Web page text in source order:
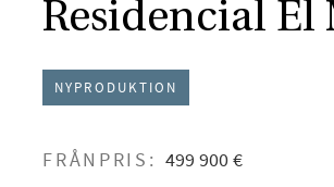
Residencial
NYPRODUKTION
FRÅNPRIS: 499 900 €